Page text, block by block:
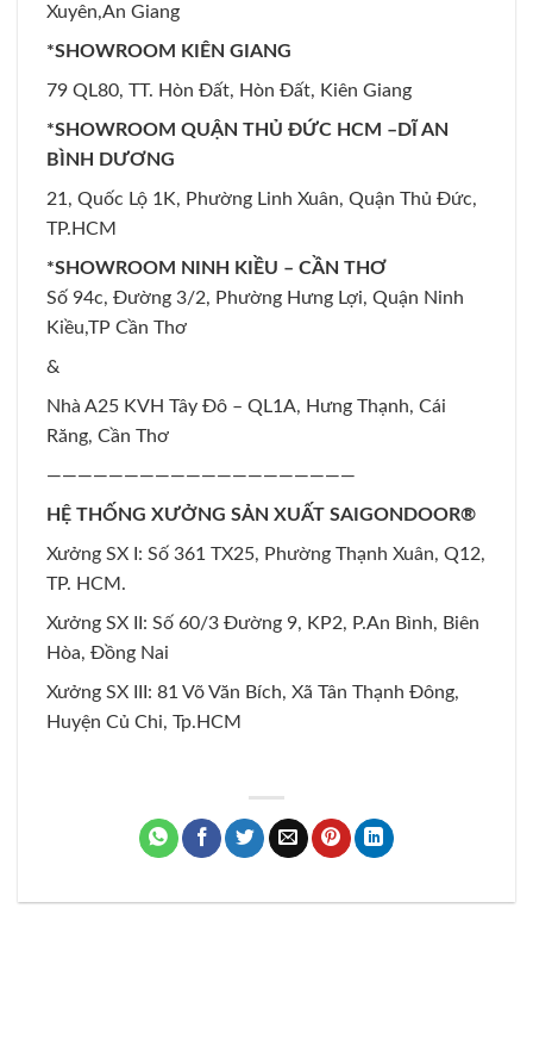
Xuyên,An Giang
*SHOWROOM KIÊN GIANG
79 QL80, TT. Hòn Đất, Hòn Đất, Kiên Giang
*SHOWROOM QUẬN THỦ ĐỨC HCM –DĨ AN
BÌNH DƯƠNG
21, Quốc Lộ 1K, Phường Linh Xuân, Quận Thủ Đức,
TP.HCM
*SHOWROOM NINH KIỀU – CẦN THƠ
Số 94c, Đường 3/2, Phường Hưng Lợi, Quận Ninh
Kiều,TP Cần Thơ
&
Nhà A25 KVH Tây Đô – QL1A, Hưng Thạnh, Cái
Răng, Cần Thơ
————————————————————
HỆ THỐNG XƯỞNG SẢN XUẤT SAIGONDOOR®
Xưởng SX I: Số 361 TX25, Phường Thạnh Xuân, Q12,
TP. HCM.
Xưởng SX II: Số 60/3 Đường 9, KP2, P.An Bình, Biên
Hòa, Đồng Nai
Xưởng SX III: 81 Võ Văn Bích, Xã Tân Thạnh Đông,
Huyện Củ Chi, Tp.HCM